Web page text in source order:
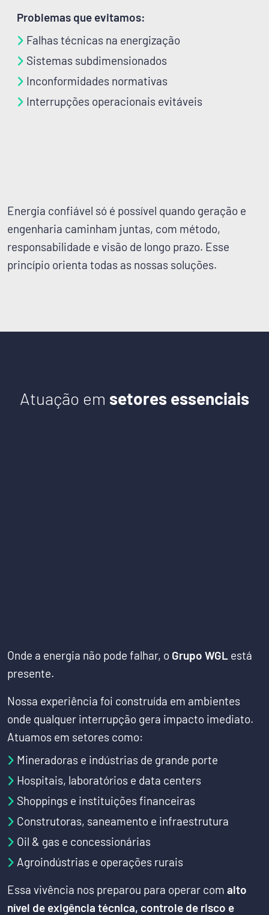
Problemas que evitamos:
Falhas técnicas na energização
Sistemas subdimensionados
Inconformidades normativas
Interrupções operacionais evitáveis
Energia confiável só é possível quando geração e
engenharia caminham juntas, com método,
responsabilidade e visão de longo prazo. Esse
princípio orienta todas as nossas soluções.
Atuação em setores essenciais
Onde a energia não pode falhar, o Grupo WGL está
presente.
Nossa experiência foi construída em ambientes
onde qualquer interrupção gera impacto imediato.
Atuamos em setores como:
Mineradoras e indústrias de grande porte
Hospitais, laboratórios e data centers
Shoppings e instituições financeiras
Construtoras, saneamento e infraestrutura
Oil & gas e concessionárias
Agroindústrias e operações rurais
Essa vivência nos preparou para operar com alto
nível de exigência técnica, controle de risco e